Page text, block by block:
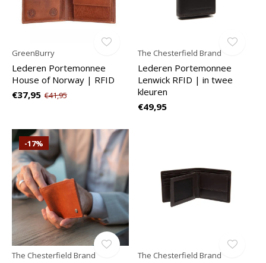
GreenBurry
Lederen Portemonnee
House of Norway | RFID
€37,95 €41,95
The Chesterfield Brand
Lederen Portemonnee
Lenwick RFID | in twee
kleuren
€49,95
-17%
The Chesterfield Brand The Chesterfield Brand